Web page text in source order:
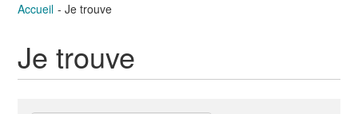
Accueil Je trouve
Je trouve